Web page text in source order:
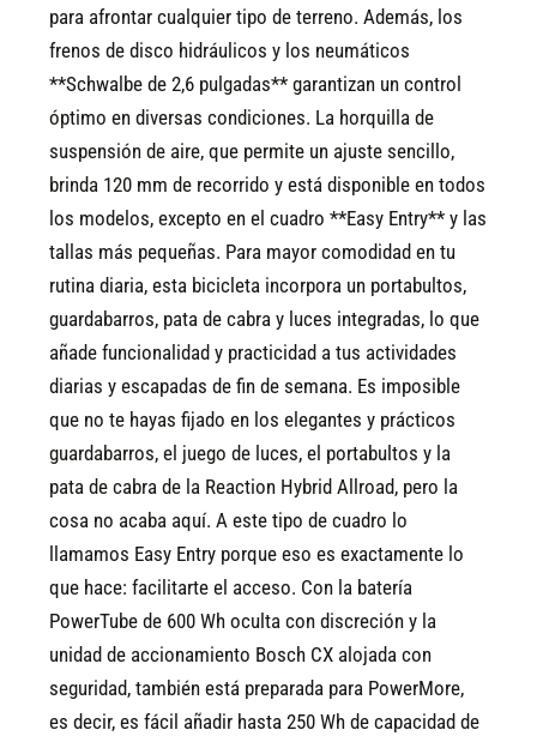
para afrontar cualquier tipo de terreno. Además, los
frenos de disco hidráulicos y los neumáticos
**Schwalbe de 2,6 pulgadas** garantizan un control
óptimo en diversas condiciones. La horquilla de
suspensión de aire, que permite un ajuste sencillo,
brinda 120 mm de recorrido y está disponible en todos
los modelos, excepto en el cuadro **Easy Entry** y las
tallas más pequeñas. Para mayor comodidad en tu
rutina diaria, esta bicicleta incorpora un portabultos,
guardabarros, pata de cabra y luces integradas, lo que
añade funcionalidad y practicidad a tus actividades
diarias y escapadas de fin de semana. Es imposible
que no te hayas fijado en los elegantes y prácticos
guardabarros, el juego de luces, el portabultos y la
pata de cabra de la Reaction Hybrid Allroad, pero la
cosa no acaba aquí. A este tipo de cuadro lo
llamamos Easy Entry porque eso es exactamente lo
que hace: facilitarte el acceso. Con la batería
PowerTube de 600 Wh oculta con discreción y la
unidad de accionamiento Bosch CX alojada con
seguridad, también está preparada para PowerMore,
es decir, es fácil añadir hasta 250 Wh de capacidad de